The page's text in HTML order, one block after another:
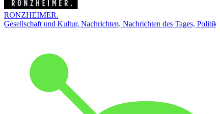
RONZHEIMER.
Gesellschaft und Kultur, Nachrichten, Nachrichten des Tages, Politik